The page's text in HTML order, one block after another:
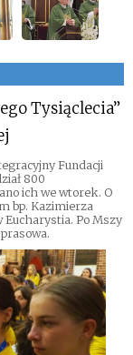
Tysiąclecia”
Fundacji
800
ich we wtorek. O
bp. Kazimierza
Eucharystia. Po Mszy